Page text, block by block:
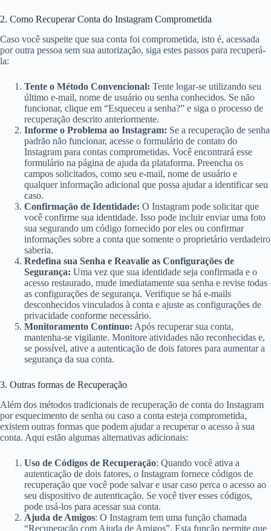
2. Como Recuperar Conta do Instagram Comprometida
Caso você suspeite que sua conta foi comprometida, isto é, acessada
por outra pessoa sem sua autorização, siga estes passos para recuperá-
la:
Tente o Método Convencional: Tente logar-se utilizando seu
último e-mail, nome de usuário ou senha conhecidos. Se não
funcionar, clique em “Esqueceu a senha?” e siga o processo de
recuperação descrito anteriormente.
Informe o Problema ao Instagram: Se a recuperação de senha
padrão não funcionar, acesse o formulário de contato do
Instagram para contas comprometidas. Você encontrará esse
formulário na página de ajuda da plataforma. Preencha os
campos solicitados, como seu e-mail, nome de usuário e
qualquer informação adicional que possa ajudar a identificar seu
caso.
Confirmação de Identidade: O Instagram pode solicitar que
você confirme sua identidade. Isso pode incluir enviar uma foto
sua segurando um código fornecido por eles ou confirmar
informações sobre a conta que somente o proprietário verdadeiro
saberia.
Redefina sua Senha e Reavalie as Configurações de
Segurança: Uma vez que sua identidade seja confirmada e o
acesso restaurado, mude imediatamente sua senha e revise todas
as configurações de segurança. Verifique se há e-mails
desconhecidos vinculados à conta e ajuste as configurações de
privacidade conforme necessário.
Monitoramento Contínuo: Após recuperar sua conta,
mantenha-se vigilante. Monitore atividades não reconhecidas e,
se possível, ative a autenticação de dois fatores para aumentar a
segurança da sua conta.
3. Outras formas de Recuperação
Além dos métodos tradicionais de recuperação de conta do Instagram
por esquecimento de senha ou caso a conta esteja comprometida,
existem outras formas que podem ajudar a recuperar o acesso à sua
conta. Aqui estão algumas alternativas adicionais:
Uso de Códigos de Recuperação: Quando você ativa a
autenticação de dois fatores, o Instagram fornece códigos de
recuperação que você pode salvar e usar caso perca o acesso ao
seu dispositivo de autenticação. Se você tiver esses códigos,
pode usá-los para acessar sua conta.
Ajuda de Amigos: O Instagram tem uma função chamada
“Recuperação com Ajuda de Amigos”. Esta função permite que